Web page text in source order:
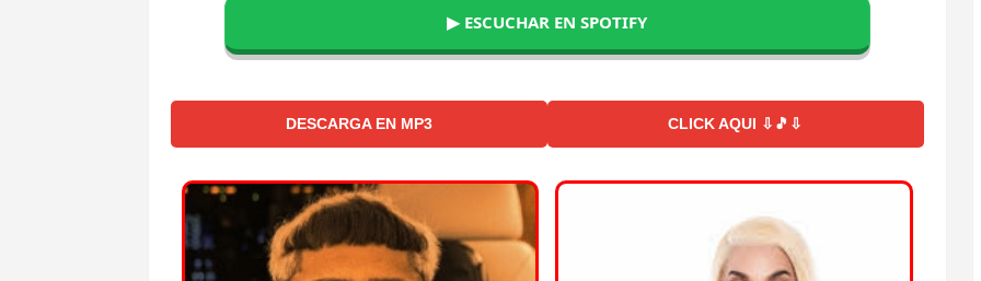
▶ ESCUCHAR EN SPOTIFY
DESCARGA EN MP3 CLICK AQUI ⇩🎵⇩